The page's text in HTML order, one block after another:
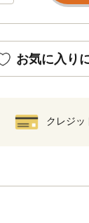
お気に入り
クレジッ